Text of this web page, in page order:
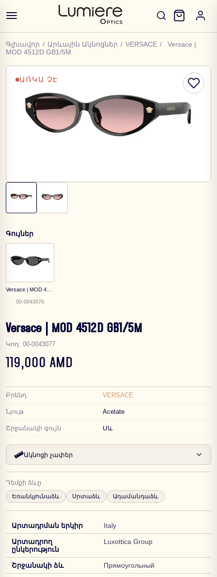
Գլխավոր / Արևային Ակնոցներ / VERSACE /
Versace |
MOD 4512D GB1/5M
ԱՌԿԱ ՉԷ
Գույներ
00-0043076
Versace | MOD 4512D GB1/5M
Կոդ: 00-0043077
119,000 AMD
Բրենդ VERSACE
Նյութ Acetate
Շրջանակի գույն Սև
Ակնոցի չափեր
Դեմքի ձևը
Եռանկյունաձև Սրտաձև Ադամանդաձև
Արտադրման երկիր Italy
Արտադրող
ընկերություն
Luxottica Group
Շրջանակի ձև Прямоугольный